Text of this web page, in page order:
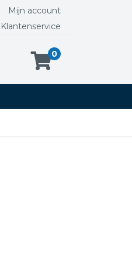
Mijn account
Klantenservice
0